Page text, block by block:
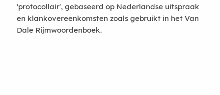
'protocollair', gebaseerd op Nederlandse uitspraak
en klankovereenkomsten zoals gebruikt in het Van
Dale Rijmwoordenboek.